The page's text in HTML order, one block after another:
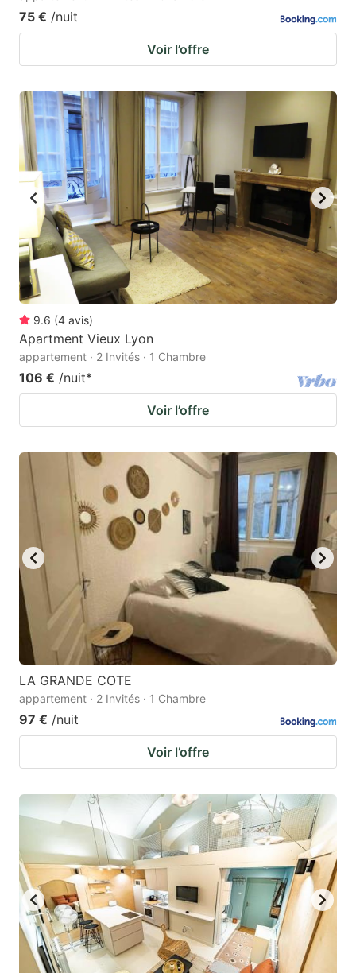
75 € /nuit
Voir l’offre
9.6 (4 avis)
Apartment Vieux Lyon
appartement · 2 Invités · 1 Chambre
106 € /nuit*
Voir l’offre
LA GRANDE COTE
appartement · 2 Invités · 1 Chambre
97 € /nuit
Voir l’offre